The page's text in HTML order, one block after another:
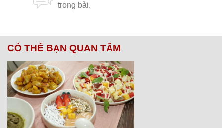
CÓ THỂ BẠN QUAN TÂM